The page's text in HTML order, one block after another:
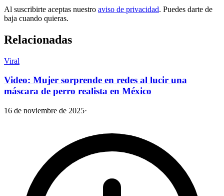
Al suscribirte aceptas nuestro aviso de privacidad. Puedes darte de
baja cuando quieras.
Relacionadas
Viral
Video: Mujer sorprende en redes al lucir una
máscara de perro realista en México
16 de noviembre de 2025·